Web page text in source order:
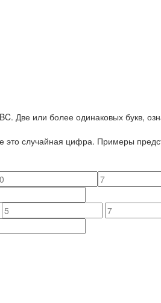
Две или более одинаковых букв,
это случайная цифра. Примеры